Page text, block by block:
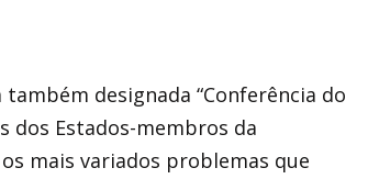
designada “Conferência do
dos Estados-membros da
mais variados problemas que